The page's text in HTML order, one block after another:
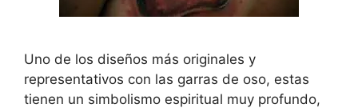
Uno de los diseños más originales y
representativos con las garras de oso, estas
tienen un simbolismo espiritual muy profundo,